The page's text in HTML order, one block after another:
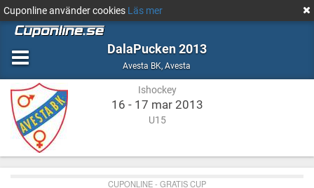
Cuponline använder cookies Läs mer
DalaPucken 2013
Avesta BK,Ishockey
Avesta
Ishockey
16 - 17 mar 2013
U15
CUPONLINE - GRATIS CUP